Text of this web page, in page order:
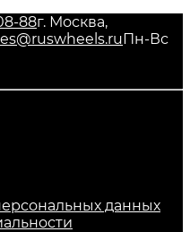
88г. Москва,
Пн-Вс
данных